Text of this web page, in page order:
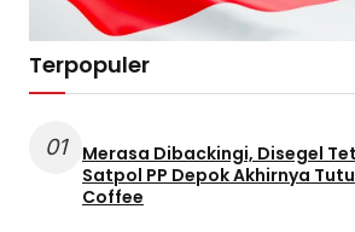
Terpopuler
01
Merasa Dibackingi, Disegel
Satpol PP Depok Akhirnya
Coffee